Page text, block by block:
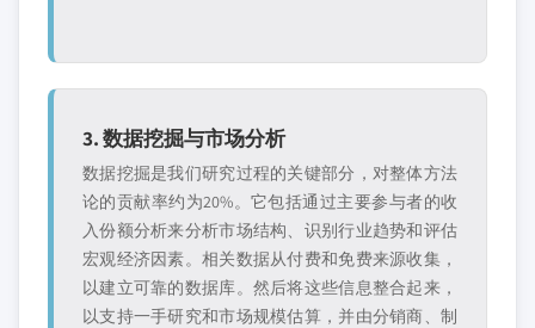
3. 数据挖掘与市场分析
数据挖掘是我们研究过程的关键部分，对整体方法
论的贡献率约为20%。它包括通过主要参与者的收
入份额分析来分析市场结构、识别行业趋势和评估
宏观经济因素。相关数据从付费和免费来源收集，
以建立可靠的数据库。然后将这些信息整合起来，
以支持一手研究和市场规模估算，并由分销商、制